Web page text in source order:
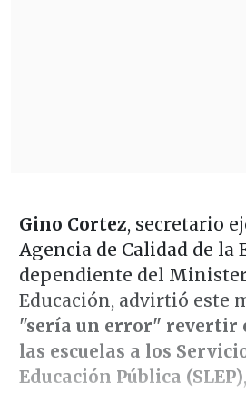
Gino Cortez, secretario
Agencia de Calidad de la
dependiente del
Educación, advirtió este
"sería un error" revertir
las escuelas a los
Educación Pública (SLEP)